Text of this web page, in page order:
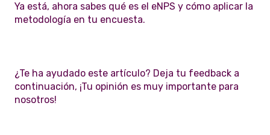
Ya está, ahora sabes qué es el eNPS y cómo aplicar la
metodología en tu encuesta.
¿Te ha ayudado este artículo? Deja tu feedback a
continuación, ¡Tu opinión es muy importante para
nosotros!